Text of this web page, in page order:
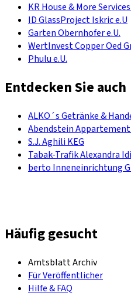
KR House & More
ID GlassProject Iskric e.U
Garten Obernhofer e.U.
WertInvest Copper Oed
Phulu e.U.
Entdecken Sie auch
ALKO´s Getränke &
Abendstein Appartement
S.J. Aghili KEG
Tabak-Trafik Alexandra
berto Inneneinrichtung
Häufig gesucht
Amtsblatt Archiv
Für Veröffentlicher
Hilfe & FAQ